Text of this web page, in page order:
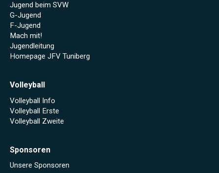
Jugend beim SVW
G-Jugend
F-Jugend
Mach mit!
Jugendleitung
Homepage JFV Tuniberg
Volleyball
Volleyball Info
Volleyball Erste
Volleyball Zweite
Sponsoren
Unsere Sponsoren